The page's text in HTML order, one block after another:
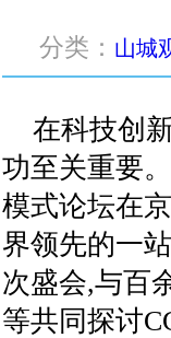
分类： 山城
在科技创
功至关重要
模式论坛在
界领先的一
次盛会,与百
等共同探讨